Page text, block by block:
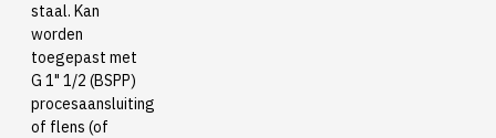
staal. Kan
worden
toegepast met
G 1" 1/2 (BSPP)
procesaansluiting
of flens (of